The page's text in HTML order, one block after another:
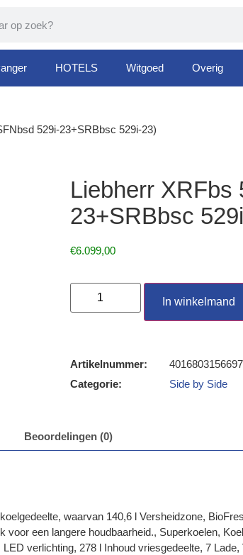
HOTELS Witgoed Overig
529i-23+SRBbsc 529i-23)
Liebherr XRFbs
23+SRBbsc
€6.099,00
In winkelmand
Artikelnummer:
4016803156697
Categorie:
Side by Side
Beoordelingen (0)
waarvan 140,6 l Versheidzone,
een langere houdbaarheid., Superkoelen,
verlichting, 278 l Inhoud vriesgedeelte, 7